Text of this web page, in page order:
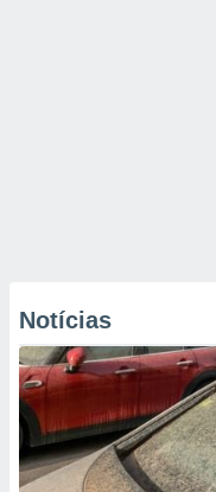
Notícias